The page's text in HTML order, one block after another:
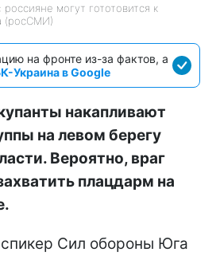
могут гототовится к
(росСМИ)
на фронте из-за фактов, а
Украина в Google
накапливают
на левом берегу
Вероятно, враг
плацдарм на
Сил обороны Юга